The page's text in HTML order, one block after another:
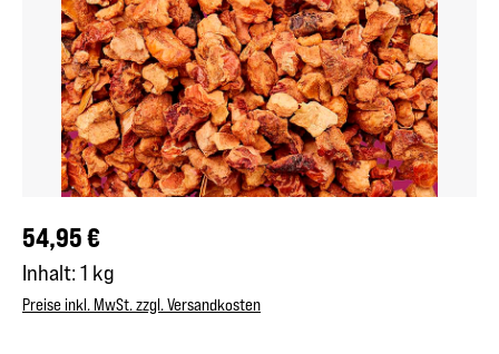
Regulärer Preis:
54,95 €
Inhalt: 1 kg
Preise inkl. MwSt. zzgl. Versandkosten